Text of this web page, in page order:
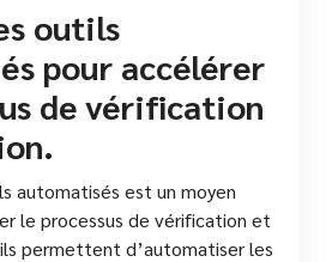
outils
pour accélérer
de vérification
automatisés est un moyen
le processus de vérification et
permettent d’automatiser les